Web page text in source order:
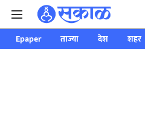
Epaper ताज्या देश शहर